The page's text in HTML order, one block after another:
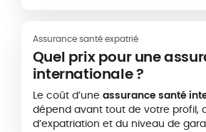
met en évidence un écart
de disposer d’une couverture
réelle des expatriés lorsqu’ils
des soins.
Assurance santé expatrié
Quel prix pour une
internationale ?
Le coût d’une assurance santé
dépend avant tout de votre profil,
d’expatriation et du niveau de